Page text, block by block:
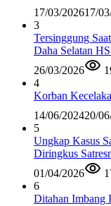
17/03/202617/
3
Tersinggung
Daha Selatan
26/03/2026
4
Korban
14/06/202420/
5
Ungkap Kasus
Diringkus
01/04/2026
6
Ditahan Imbang